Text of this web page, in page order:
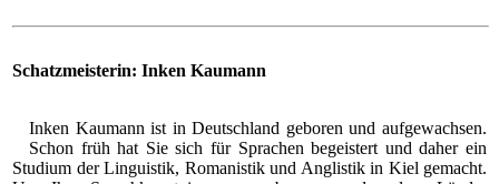
Schatzmeisterin: Inken Kaumann
Inken Kaumann ist in Deutschland geboren und aufgewachsen.
Schon früh hat Sie sich für Sprachen begeistert und daher ein
Studium der Linguistik, Romanistik und Anglistik in Kiel gemacht.